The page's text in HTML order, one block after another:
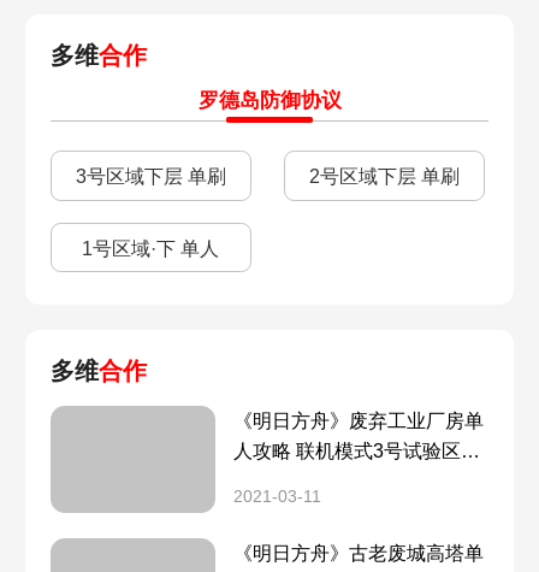
多维合作
罗德岛防御协议
3号区域下层 单刷 2号区域下层 单刷
1号区域·下 单人
多维合作
《明日方舟》废弃工业厂房单
人攻略 联机模式3号试验区域
2021-03-11
《明日方舟》古老废城高塔单